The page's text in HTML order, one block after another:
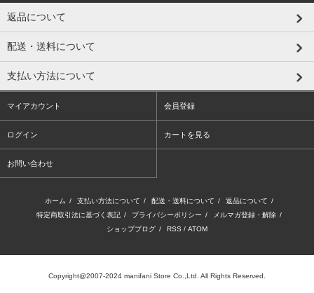
返品について
配送・送料について
支払い方法について
マイアカウント 会員登録
ログイン カートを見る
お問い合わせ
ホーム / 支払い方法について / 配送・送料について / 返品について /
特定商取引法に基づく表記 / プライバシーポリシー / メルマガ登録・解除 /
ショップブログ / RSS / ATOM
Copyright@2007-2024 manifani Store Co.,Ltd. All Rights Reserved.